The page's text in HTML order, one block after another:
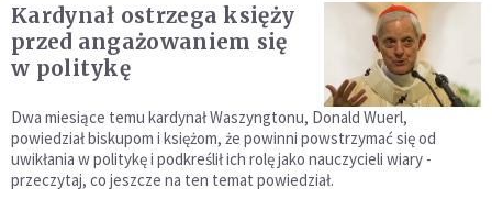
Kardynał ostrzega księży
przed angażowaniem się
w politykę
Dwa miesiące temu kardynał Waszyngtonu, Donald Wuerl,
powiedział biskupom i księżom, że powinni powstrzymać się od
uwikłania w politykę i podkreślił ich rolę jako nauczycieli wiary -
przeczytaj, co jeszcze na ten temat powiedział.